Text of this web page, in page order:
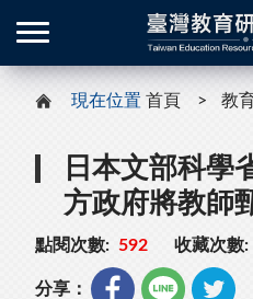
現在位置 首頁 教
日本文部科學
方政府將教師
點閱次數: 592 收藏次數:
分享：